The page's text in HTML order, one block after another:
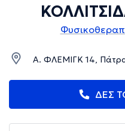
Α. ΦΛΕΜΙΓΚ 14,
ΔΕΣ